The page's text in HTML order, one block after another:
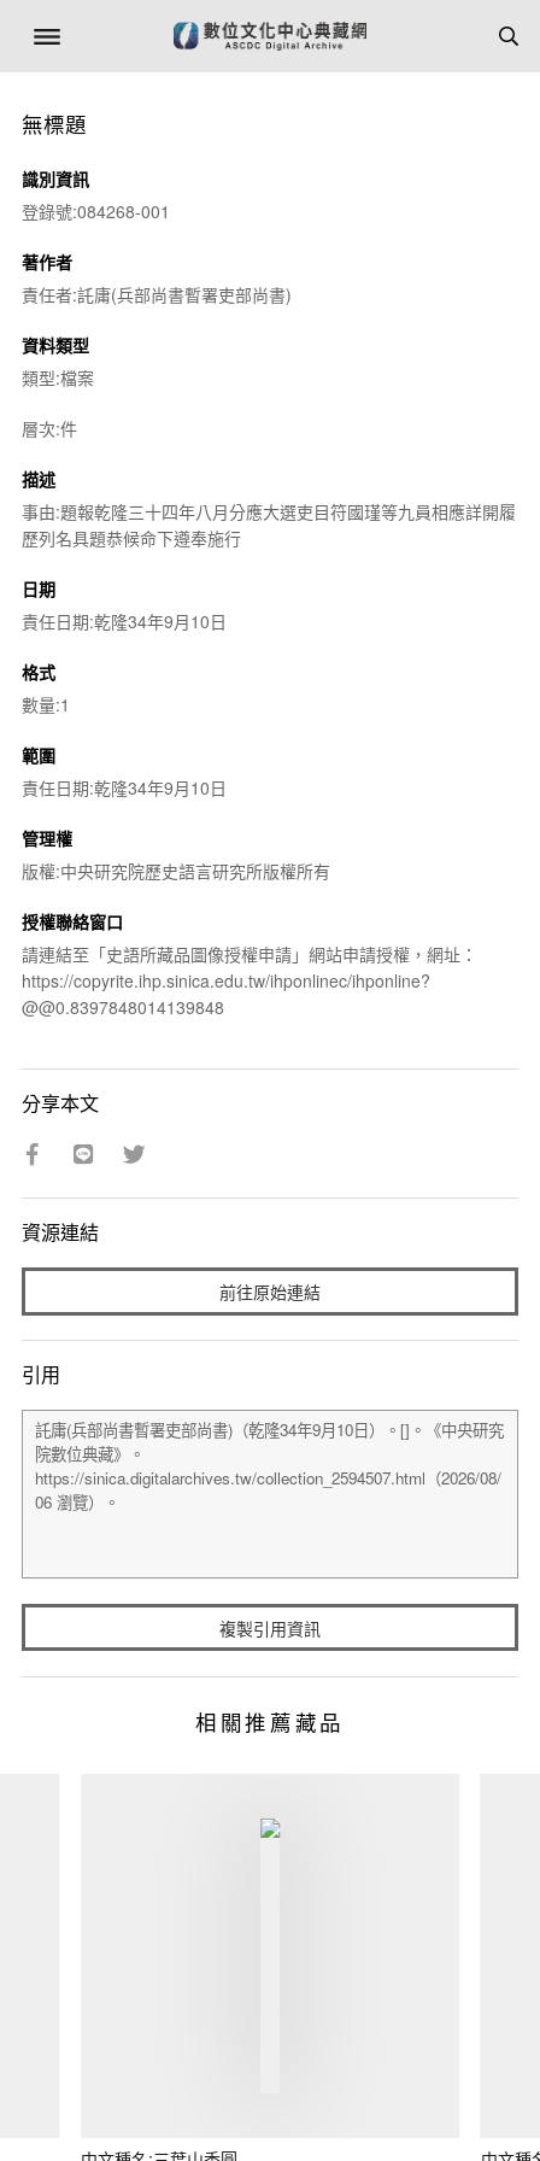
無標題
識別資訊
登錄號:084268-001
著作者
責任者:託庸(兵部尚書暫署吏部尚書)
資料類型
類型:檔案
層次:件
描述
事由:題報乾隆三十四年八月分應大選吏目符國瑾等九員相應詳開履
歷列名具題恭候命下遵奉施行
日期
責任日期:乾隆34年9月10日
格式
數量:1
範圍
責任日期:乾隆34年9月10日
管理權
版權:中央研究院歷史語言研究所版權所有
授權聯絡窗口
請連結至「史語所藏品圖像授權申請」網站申請授權，網址：
https://copyrite.ihp.sinica.edu.tw/ihponlinec/ihponline?
@@0.8397848014139848
分享本文
資源連結
前往原始連結
引用
複製引用資訊
相關推薦藏品